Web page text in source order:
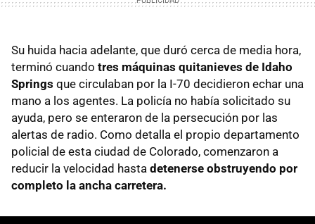
Su huida hacia adelante, que duró cerca de media hora,
terminó cuando tres máquinas quitanieves de Idaho
Springs que circulaban por la I-70 decidieron echar una
mano a los agentes. La policía no había solicitado su
ayuda, pero se enteraron de la persecución por las
alertas de radio. Como detalla el propio departamento
policial de esta ciudad de Colorado, comenzaron a
reducir la velocidad hasta detenerse obstruyendo por
completo la ancha carretera.